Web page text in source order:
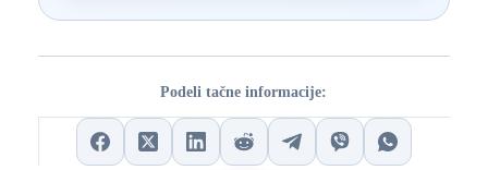
Podeli tačne informacije: